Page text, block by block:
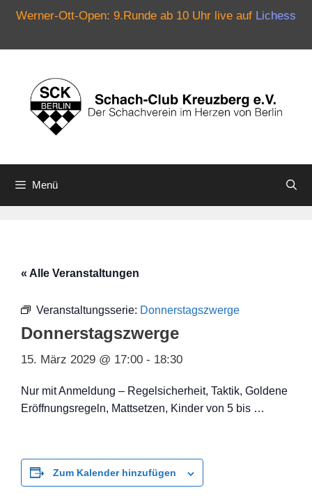
Werner-Ott-Open: 9.Runde ab 10 Uhr live auf Lichess
springen
Menü
« Alle Veranstaltungen
Veranstaltungsserie: Donnerstagszwerge
Donnerstagszwerge
15. März 2029 @ 17:00 - 18:30
Nur mit Anmeldung – Regelsicherheit, Taktik, Goldene
Eröffnungsregeln, Mattsetzen, Kinder von 5 bis …
Zum Kalender hinzufügen